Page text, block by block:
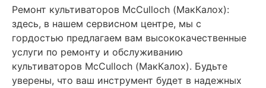
Ремонт культиваторов MсCulloch (МакКалох):
здесь, в нашем сервисном центре, мы с
гордостью предлагаем вам высококачественные
услуги по ремонту и обслуживанию
культиваторов MсCulloch (МакКалох). Будьте
уверены, что ваш инструмент будет в надежных